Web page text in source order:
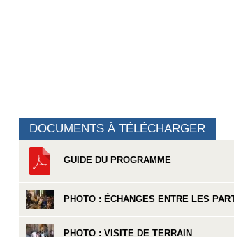
DOCUMENTS À TÉLÉCHARGER
GUIDE DU PROGRAMME
PHOTO : ÉCHANGES ENTRE LES
PHOTO : VISITE DE TERRAIN